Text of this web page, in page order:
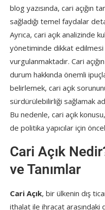
blog yazısında, cari açığın
sağladığı temel faydalar
Ayrıca, cari açık analizinde
yönetiminde dikkat
vurgulanmaktadır. Cari
durum hakkında önemli
belirlemek, cari açık
sürdürülebilirliği sağlamak
Bu nedenle, cari açık
de politika yapıcılar için
Cari Açık
ve Tanımlar
Cari Açık, bir ülkenin dış
ithalat ile ihracat arasındaki